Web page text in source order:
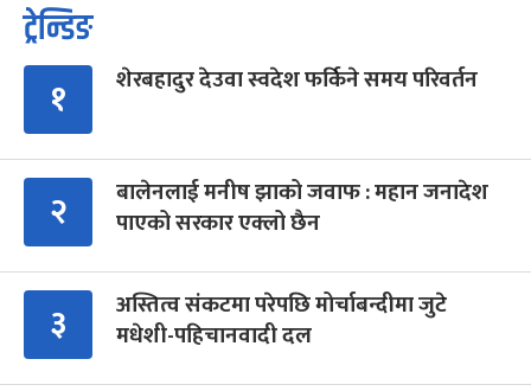
ट्रेन्डिङ
१ शेरबहादुर देउवा स्वदेश फर्किने समय परिवर्तन
२
बालेनलाई मनीष झाको जवाफ : महान जनादेश
पाएको सरकार एक्लो छैन
३
अस्तित्व संकटमा परेपछि मोर्चाबन्दीमा जुटे
मधेशी-पहिचानवादी दल